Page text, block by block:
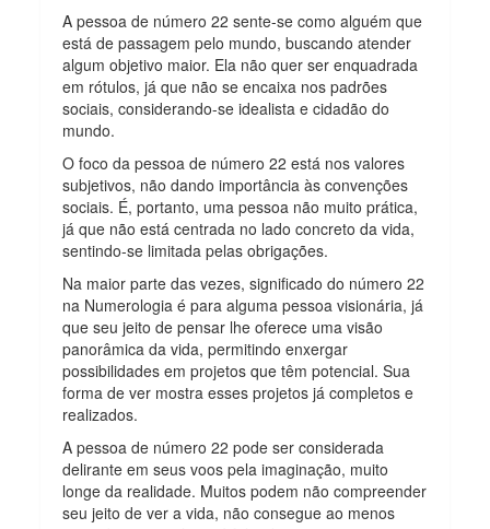
A pessoa de número 22 sente-se como alguém que
está de passagem pelo mundo, buscando atender
algum objetivo maior. Ela não quer ser enquadrada
em rótulos, já que não se encaixa nos padrões
sociais, considerando-se idealista e cidadão do
mundo.
O foco da pessoa de número 22 está nos valores
subjetivos, não dando importância às convenções
sociais. É, portanto, uma pessoa não muito prática,
já que não está centrada no lado concreto da vida,
sentindo-se limitada pelas obrigações.
Na maior parte das vezes, significado do número 22
na Numerologia é para alguma pessoa visionária, já
que seu jeito de pensar lhe oferece uma visão
panorâmica da vida, permitindo enxergar
possibilidades em projetos que têm potencial. Sua
forma de ver mostra esses projetos já completos e
realizados.
A pessoa de número 22 pode ser considerada
delirante em seus voos pela imaginação, muito
longe da realidade. Muitos podem não compreender
seu jeito de ver a vida, não consegue ao menos